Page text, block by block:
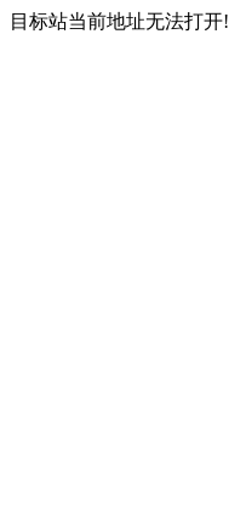
目标站当前地址无法打开!